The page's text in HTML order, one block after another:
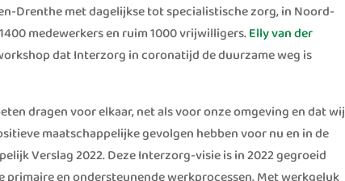
Drenthe met dagelijkse tot specialistische zorg, in Noord-
medewerkers en ruim 1000 vrijwilligers.Elly van der
dat Interzorg in coronatijd de duurzame weg is
dragen voor elkaar, net als voor onze omgeving en dat wij
maatschappelijke gevolgen hebben voor nu en in de
Verslag 2022. Deze Interzorg-visie is in 2022 gegroeid